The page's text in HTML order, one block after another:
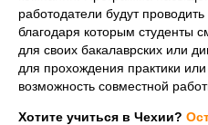
работодатели будут проводить
благодаря которым студенты
для своих бакалаврских или
для прохождения практики
возможность совместной
Хотите учиться в Чехии?